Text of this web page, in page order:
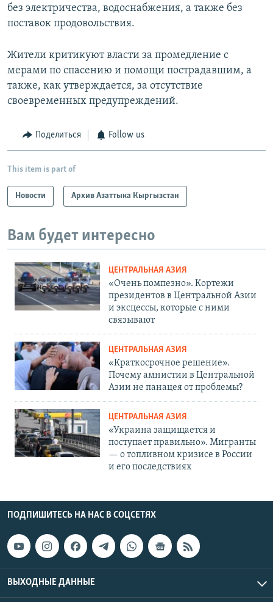
без электричества, водоснабжения, а также без
поставок продовольствия.
Жители критикуют власти за промедление с
мерами по спасению и помощи пострадавшим, а
также, как утверждается, за отсутствие
своевременных предупреждений.
Поделиться Follow us
This item is part of
Новости Архив Азаттыка Кыргызстан
Вам будет интересно
ЦЕНТРАЛЬНАЯ АЗИЯ
«Очень помпезно». Кортежи
президентов в Центральной Азии
и эксцессы, которые с ними
связывают
ЦЕНТРАЛЬНАЯ АЗИЯ
«Краткосрочное решение».
Почему амнистии в Центральной
Азии не панацея от проблемы?
ЦЕНТРАЛЬНАЯ АЗИЯ
«Украина защищается и
поступает правильно». Мигранты
— о топливном кризисе в России
и его последствиях
ПОДПИШИТЕСЬ НА НАС В СОЦСЕТЯХ
ВЫХОДНЫЕ ДАННЫЕ